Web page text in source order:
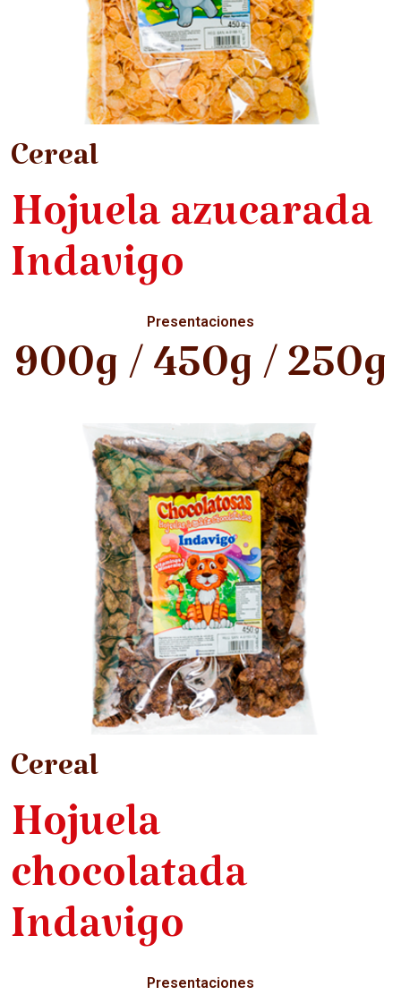
Cereal
Hojuela azucarada
Indavigo
Presentaciones
900g / 450g / 250g
Cereal
Hojuela
chocolatada
Indavigo
Presentaciones